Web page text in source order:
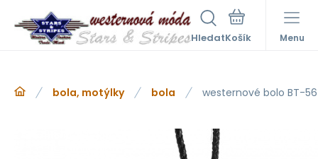
Hledat Menu
bola, motýlky bola westernové bolo BT-56